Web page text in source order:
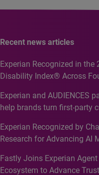
Recent news articles
Experian Recognized in the
Disability Index® Across
Recognition for Australia
Experian and AUDIENCES
help brands turn first-party
media activation
Experian Recognized by
Research for Advancing AI
Analytics50 2026
Fastly Joins Experian
Ecosystem to Advance